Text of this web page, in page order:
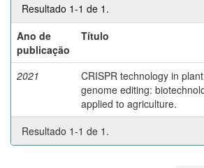
Resultado 1-1 de 1.
Ano de
publicação
Título
2021
CRISPR technology in plant
genome editing:
applied to agriculture.
Resultado 1-1 de 1.